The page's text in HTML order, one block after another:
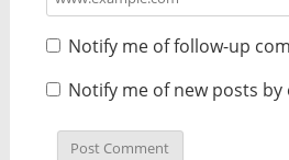
Notify me of follow-up
Notify me of new posts by